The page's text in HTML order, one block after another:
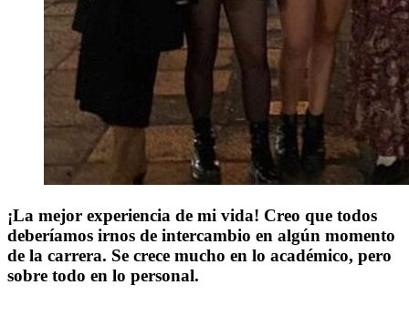
¡La mejor experiencia de mi vida! Creo que todos
deberíamos irnos de intercambio en algún momento
de la carrera. Se crece mucho en lo académico, pero
sobre todo en lo personal.